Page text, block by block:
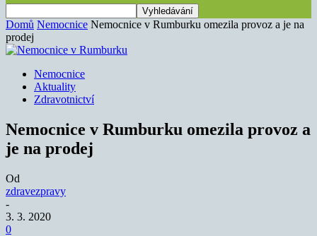
Domů Nemocnice Nemocnice v Rumburku omezila provoz a je na
prodej
Nemocnice
Aktuality
Zdravotnictví
Nemocnice v Rumburku omezila provoz a
je na prodej
Od
zdravezpravy
-
3. 3. 2020
0